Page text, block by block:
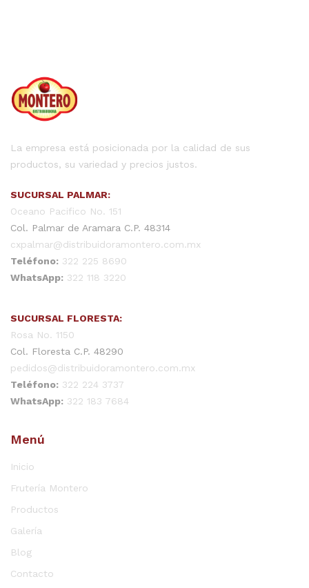
La empresa está posicionada por la calidad de sus
productos, su variedad y precios justos.
SUCURSAL PALMAR:
Oceano Pacifico No. 151
Col. Palmar de Aramara C.P. 48314
cxpalmar@distribuidoramontero.com.mx
Teléfono: 322 225 8690
WhatsApp: 322 118 3220
SUCURSAL FLORESTA:
Rosa No. 1150
Col. Floresta C.P. 48290
pedidos@distribuidoramontero.com.mx
Teléfono: 322 224 3737
WhatsApp: 322 183 7684
Menú
Inicio
Frutería Montero
Productos
Galería
Blog
Contacto